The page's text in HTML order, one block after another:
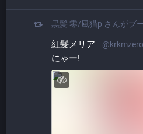
黒髪 零/風猫p さんがブ
紅髪メリア
にゃー!